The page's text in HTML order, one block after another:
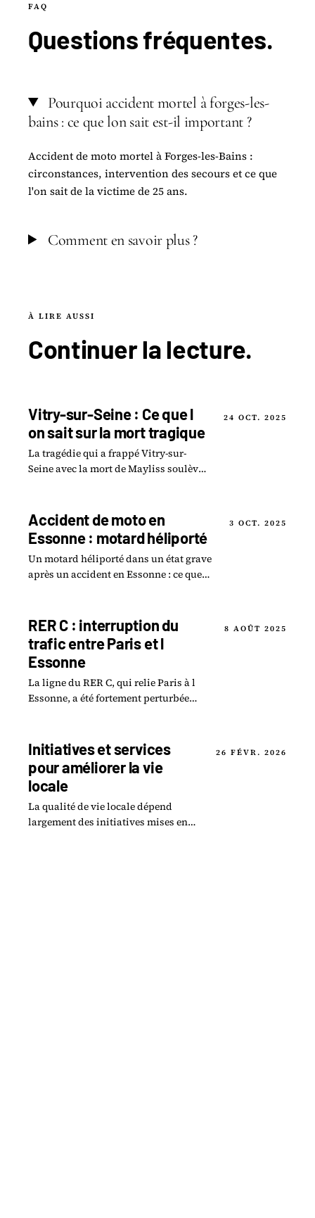
FAQ
Questionsfréquentes.
Pourquoi accident mortel à forges-les-
bains : ce que lon sait est-il important ?
Accident de moto mortel à Forges-les-Bains :
circonstances, intervention des secours et ce que
l'on sait de la victime de 25 ans.
Comment en savoir plus ?
À LIRE AUSSI
Continuer lalecture.
Vitry-sur-Seine : Ce que l
on sait sur la mort tragique
La tragédie qui a frappé Vitry-sur-
Seine avec la mort de Mayliss soulève
24 OCT. 2025
Accident de moto en
Essonne : motard héliporté
Un motard héliporté dans un état grave
après un accident en Essonne : ce que
3 OCT. 2025
RER C : interruption du
trafic entre Paris et l
Essonne
La ligne du RER C, qui relie Paris à l
Essonne, a été fortement perturbée
8 AOÛT 2025
Initiatives et services
pour améliorer la vie
locale
La qualité de vie locale dépend
largement des initiatives mises en
26 FÉVR. 2026